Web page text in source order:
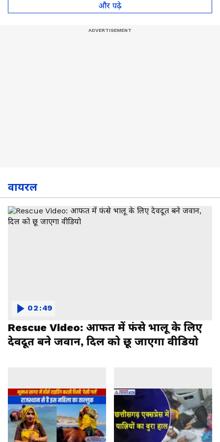
और पढ़े
वायरल
Rescue Video: आफत में फंसे भालू के लिए
देवदूत बने जवान, दिल को छू जाएगा वीडियो
02:49